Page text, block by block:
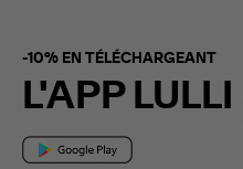
-10% EN TÉLÉCHARGEANT
L'APP LULLI